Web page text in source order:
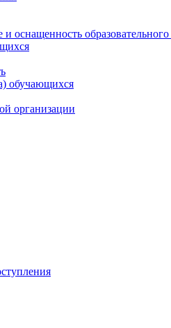
оснащенность
обучающихся
организации